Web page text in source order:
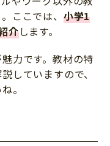
ここでは、 小学1
介します。
力です。教材の特
していますので、
。